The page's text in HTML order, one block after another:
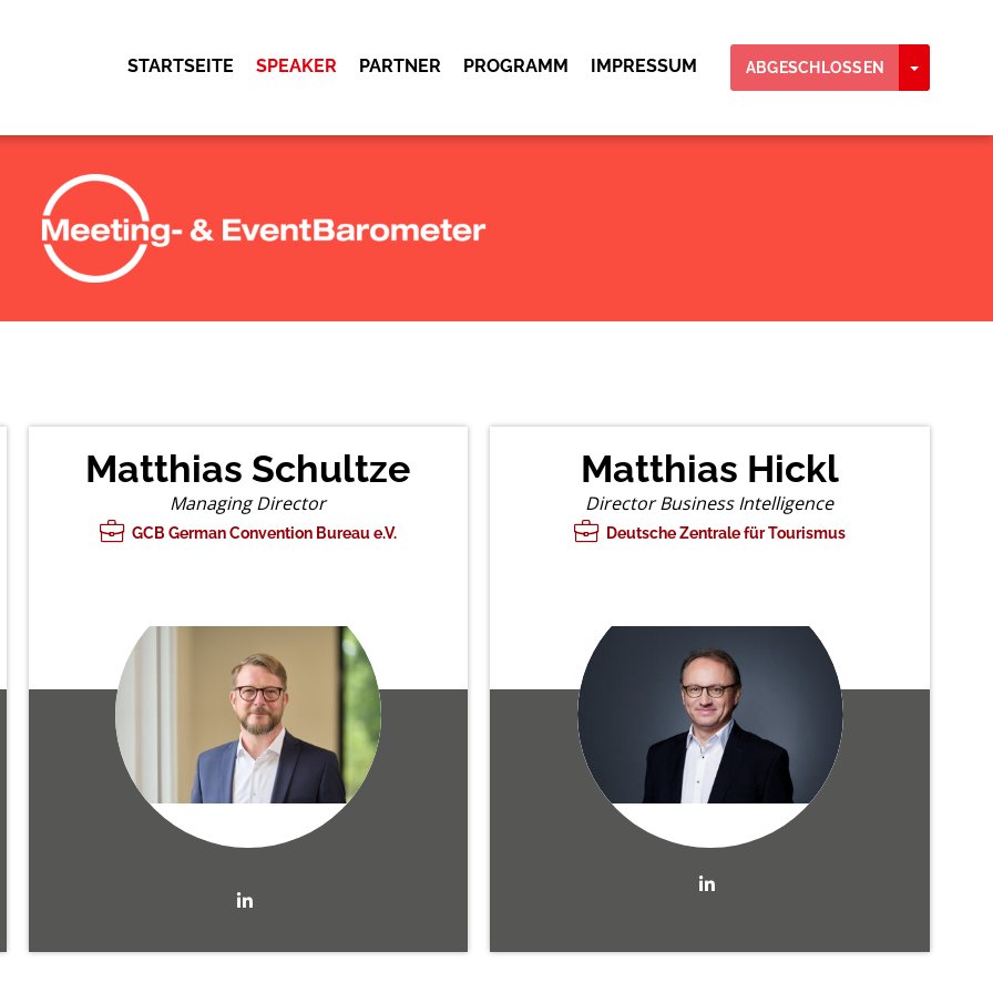
STARTSEITE SPEAKER PARTNER PROGRAMM IMPRESSUM ABGESCHLOSSEN TOGGLE
Matthias Schultze
Managing Director
GCB German Convention Bureau e.V.
Matthias Hickl
Director Business Intelligence
Deutsche Zentrale für Tourismus